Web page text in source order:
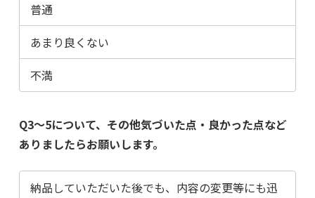
普通
あまり良くない
不満
Q3～5について、その他気づいた点・良かった点など
ありましたらお願いします。
納品していただいた後でも、内容の変更等にも迅